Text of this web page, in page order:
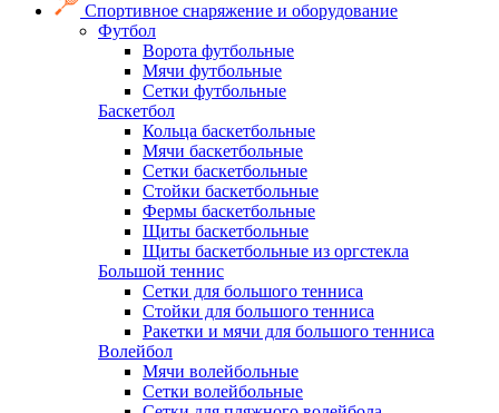
Спортивное снаряжение и оборудование
Футбол
Ворота футбольные
Мячи футбольные
Сетки футбольные
Баскетбол
Кольца баскетбольные
Мячи баскетбольные
Сетки баскетбольные
Стойки баскетбольные
Фермы баскетбольные
Щиты баскетбольные
Щиты баскетбольные из оргстекла
Большой теннис
Сетки для большого тенниса
Стойки для большого тенниса
Ракетки и мячи для большого тенниса
Волейбол
Мячи волейбольные
Сетки волейбольные